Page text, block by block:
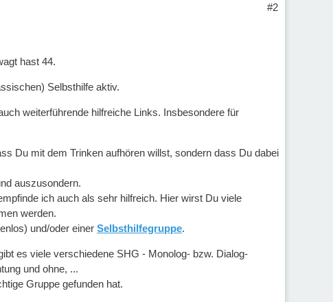
#2
hast 44.
Selbsthilfe aktiv.
weiterführende hilfreiche Links. Insbesondere für
Du mit dem Trinken aufhören willst, sondern dass Du dabei
auszusondern.
ich auch als sehr hilfreich. Hier wirst Du viele
werden.
und/oder einer Selbsthilfegruppe.
es viele verschiedene SHG - Monolog- bzw. Dialog-
und ohne, ...
Gruppe gefunden hat.